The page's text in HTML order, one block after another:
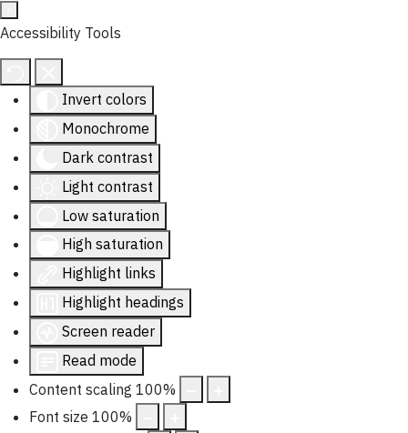
Accessibility Tools
Invert colors
Monochrome
Dark contrast
Light contrast
Low saturation
High saturation
Highlight links
Highlight headings
Screen reader
Read mode
Content scaling 100%
Font size 100%